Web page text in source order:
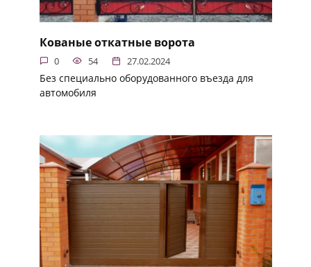
Кованые откатные ворота
0 54 27.02.2024
Без специально оборудованного въезда для
автомобиля